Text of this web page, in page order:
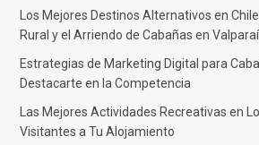
Los Mejores Destinos Alternativos en
Rural y el Arriendo de Cabañas en
Estrategias de Marketing Digital para
Destacarte en la Competencia
Las Mejores Actividades Recreativas en
Visitantes a Tu Alojamiento